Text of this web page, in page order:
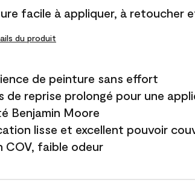
facile à appliquer, à retoucher
du produit
de peinture sans effort
de reprise prolongé pour une
Benjamin Moore
lisse et excellent pouvoir
COV, faible odeur